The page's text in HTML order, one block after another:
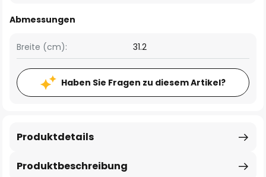
Abmessungen
Breite (cm): 31.2
Haben Sie Fragen zu diesem Artikel?
Produktbeschreibung
Produktdetails